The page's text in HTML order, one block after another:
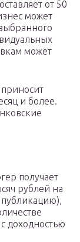
от 50
может
может
и более.
получает
рублей на
доходностью